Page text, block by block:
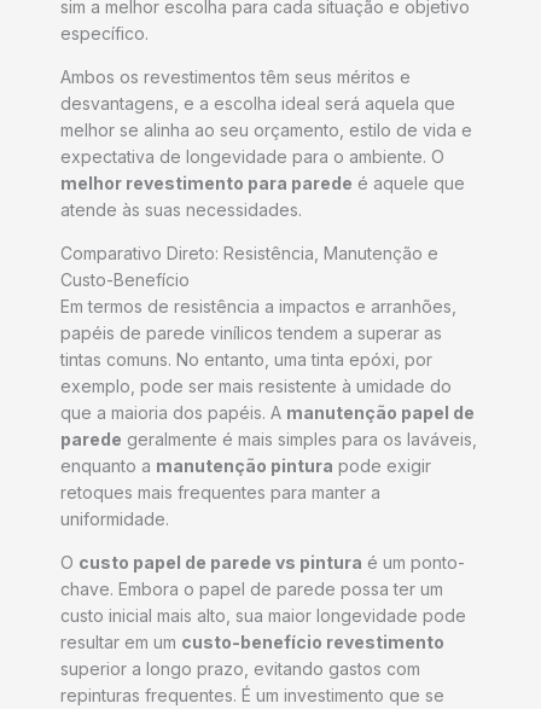
sim a melhor escolha para cada situação e objetivo
específico.
Ambos os revestimentos têm seus méritos e
desvantagens, e a escolha ideal será aquela que
melhor se alinha ao seu orçamento, estilo de vida e
expectativa de longevidade para o ambiente. O
melhor revestimento para parede é aquele que
atende às suas necessidades.
Comparativo Direto: Resistência, Manutenção e
Custo-Benefício
Em termos de resistência a impactos e arranhões,
papéis de parede vinílicos tendem a superar as
tintas comuns. No entanto, uma tinta epóxi, por
exemplo, pode ser mais resistente à umidade do
que a maioria dos papéis. A manutenção papel de
parede geralmente é mais simples para os laváveis,
enquanto a manutenção pintura pode exigir
retoques mais frequentes para manter a
uniformidade.
O custo papel de parede vs pintura é um ponto-
chave. Embora o papel de parede possa ter um
custo inicial mais alto, sua maior longevidade pode
resultar em um custo-benefício revestimento
superior a longo prazo, evitando gastos com
repinturas frequentes. É um investimento que se